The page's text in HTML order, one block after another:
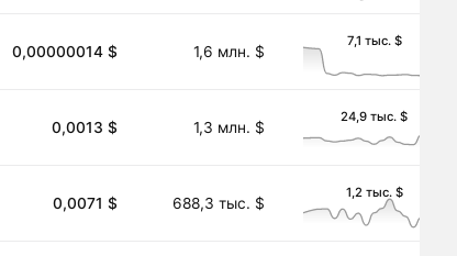
0,00000014 $ 1,6 млн. $
7,1 тыс. $
0,0013 $ 1,3 млн. $
24,9 тыс. $
0,0071 $ 688,3 тыс. $
1,2 тыс. $